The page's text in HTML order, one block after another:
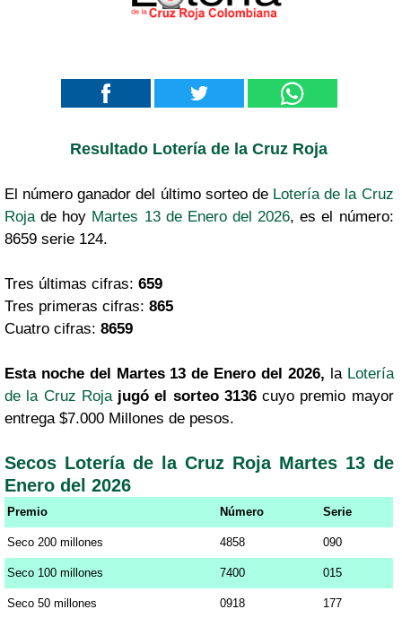
Resultado Lotería de la Cruz Roja
El número ganador del último sorteo de Lotería de la Cruz
Roja de hoy Martes 13 de Enero del 2026, es el número:
8659 serie 124.
Tres últimas cifras: 659
Tres primeras cifras: 865
Cuatro cifras: 8659
Esta noche del Martes 13 de Enero del 2026, la Lotería
de la Cruz Roja jugó el sorteo 3136cuyo premio mayor
entrega $7.000 Millones de pesos.
Secos Lotería de la Cruz Roja Martes 13 de
Enero del 2026
Premio Número Serie
Seco 200 millones 4858 090
Seco 100 millones 7400 015
Seco 50 millones 0918 177